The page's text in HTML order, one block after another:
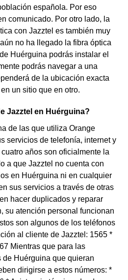
española. Por eso
comunicado. Por otro lado, la
con Jazztel es también muy
no ha llegado la fibra óptica
Huérguina podrás instalar el
podrás navegar a una
de la ubicación exacta
un sitio que en otro.
Jazztel en Huérguina?
de las que utiliza Orange
servicios de telefonía, internet y
años son oficialmente la
a que Jazztel no cuenta con
en Huérguina ni en cualquier
sus servicios a través de otras
hacer duplicados y reparar
su atención personal funcionan
son algunos de los teléfonos
al cliente de Jazztel: 1565 *
Mientras que para las
de Huérguina que quieran
dirigirse a estos números: *